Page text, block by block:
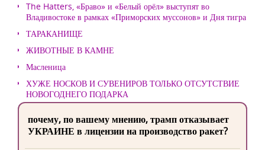
The Hatters, «Браво» и «Белый орёл» выступят во
Владивостоке в рамках «Приморских муссонов» и Дня тигра
ТАРАКАНИЩЕ
ЖИВОТНЫЕ В КАМНЕ
Масленица
ХУЖЕ НОСКОВ И СУВЕНИРОВ ТОЛЬКО ОТСУТСТВИЕ
НОВОГОДНЕГО ПОДАРКА
почему, по вашему мнению, трамп отказывает
УКРАИНЕ в лицензии на производство ракет?